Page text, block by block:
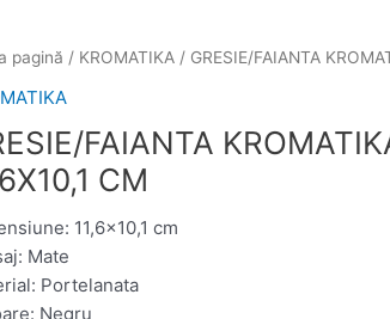
pagină / KROMATIKA / GRESIE/FAIANTA
FAIANTA
CM
11,6×10,1 cm
Mate
Portelanata
Negru